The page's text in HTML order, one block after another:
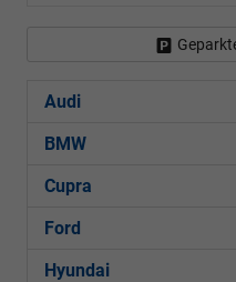
Audi
BMW
Cupra
Ford
Hyundai